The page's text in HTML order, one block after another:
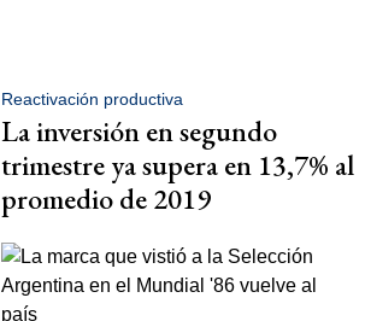
Reactivación productiva
La inversión en segundo
trimestre ya supera en 13,7% al
promedio de 2019